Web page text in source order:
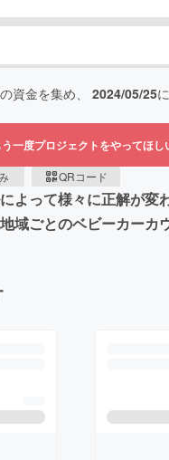
資金を集め、 2024/05/25
う一度プロジェクトをやってほし
QRコード
って様々に正解が変
ごとのベビーカーカ